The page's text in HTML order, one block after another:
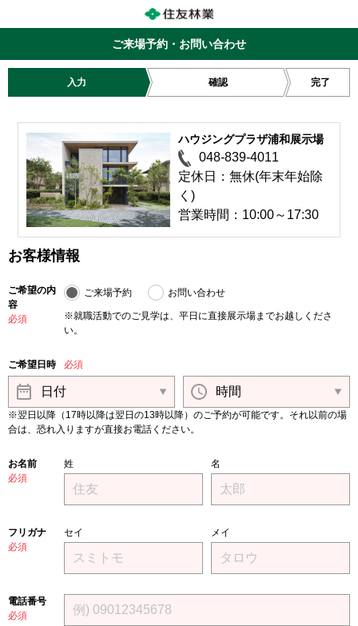
ご来場予約・お問い合わせ
入力 確認 完了
ハウジングプラザ浦和展示場
048-839-4011
定休日：無休(年末年始除
く)
営業時間：10:00～17:30
お客様情報
ご希望の内
容
必須
ご来場予約 お問い合わせ
※就職活動でのご見学は、平日に直接展示場までお越しくださ
い。
ご希望日時 必須
※翌日以降（17時以降は翌日の13時以降）のご予約が可能です。それ以前の場
合は、恐れ入りますが直接お電話ください。
お名前
必須
姓 名
フリガナ
必須
セイ メイ
電話番号
必須